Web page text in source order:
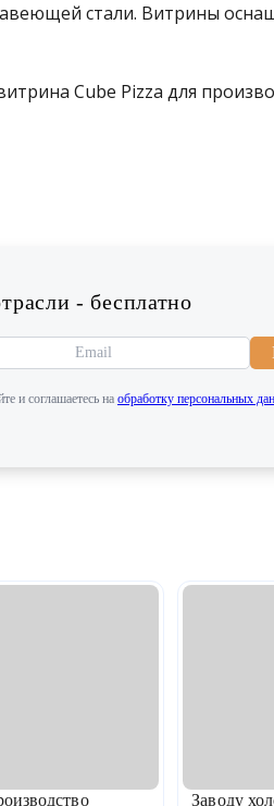
стали. Витрины
Cube Pizza для
- бесплатно
и соглашаетесь на обработку персональных
Заводу